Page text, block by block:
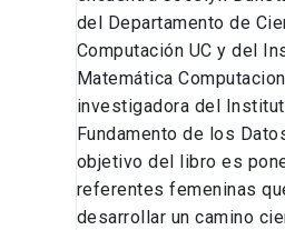
del Departamento de
Computación UC y del
Matemática
investigadora del
Fundamento de los
objetivo del libro es
referentes femeninas
desarrollar un camino